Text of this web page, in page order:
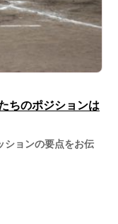
ちのポジションは
ションの要点をお伝